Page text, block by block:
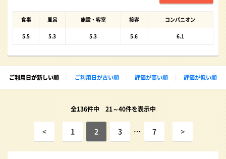
食事 風呂 施設・客室 接客 コンパニオン
5.5 5.3 5.3 5.6 6.1
ご利用日が新しい順 ご利用日が古い順 評価が高い順 評価が低い順
全136件中 21～40件を表示中
< 1 2 3 … 7 >